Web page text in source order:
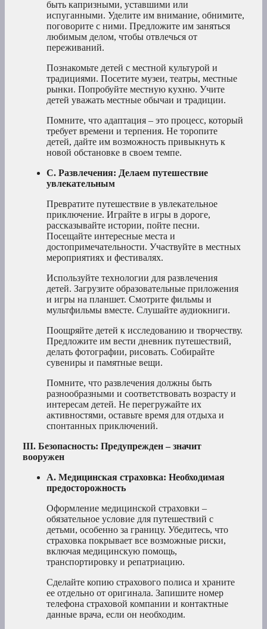
быть капризными, уставшими или
испуганными. Уделите им внимание, обнимите,
поговорите с ними. Предложите им заняться
любимым делом, чтобы отвлечься от
переживаний.
Познакомьте детей с местной культурой и
традициями. Посетите музеи, театры, местные
рынки. Попробуйте местную кухню. Учите
детей уважать местные обычаи и традиции.
Помните, что адаптация – это процесс, который
требует времени и терпения. Не торопите
детей, дайте им возможность привыкнуть к
новой обстановке в своем темпе.
C. Развлечения: Делаем путешествие
увлекательным
Превратите путешествие в увлекательное
приключение. Играйте в игры в дороге,
рассказывайте истории, пойте песни.
Посещайте интересные места и
достопримечательности. Участвуйте в местных
мероприятиях и фестивалях.
Используйте технологии для развлечения
детей. Загрузите образовательные приложения
и игры на планшет. Смотрите фильмы и
мультфильмы вместе. Слушайте аудиокниги.
Поощряйте детей к исследованию и творчеству.
Предложите им вести дневник путешествий,
делать фотографии, рисовать. Собирайте
сувениры и памятные вещи.
Помните, что развлечения должны быть
разнообразными и соответствовать возрасту и
интересам детей. Не перегружайте их
активностями, оставьте время для отдыха и
спонтанных приключений.
III. Безопасность: Предупрежден – значит
вооружен
A. Медицинская страховка: Необходимая
предосторожность
Оформление медицинской страховки –
обязательное условие для путешествий с
детьми, особенно за границу. Убедитесь, что
страховка покрывает все возможные риски,
включая медицинскую помощь,
транспортировку и репатриацию.
Сделайте копию страхового полиса и храните
ее отдельно от оригинала. Запишите номер
телефона страховой компании и контактные
данные врача, если он необходим.